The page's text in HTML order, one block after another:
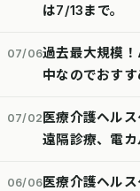
は7/13まで。
07/06過去最大規模
中なのでおすす
07/02医療介護ヘル
遠隔診療、電
06/06医療介護ヘル